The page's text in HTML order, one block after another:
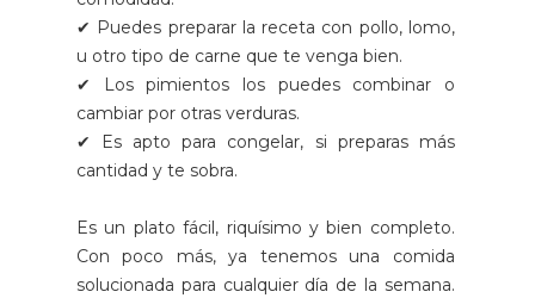
✔ Puedes preparar la receta con pollo, lomo,
u otro tipo de carne que te venga bien.
✔ Los pimientos los puedes combinar o
cambiar por otras verduras.
✔ Es apto para congelar, si preparas más
cantidad y te sobra.
Es un plato fácil, riquísimo y bien completo.
Con poco más, ya tenemos una comida
solucionada para cualquier día de la semana.